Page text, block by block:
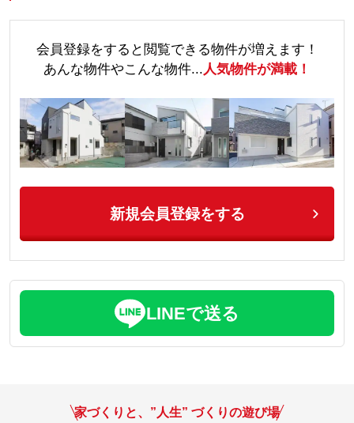
会員登録をすると閲覧できる物件が増えます！
あんな物件やこんな物件...人気物件が満載！
新規会員登録をする
LINEで送る
家づくりと、”人生” づくりの遊び場